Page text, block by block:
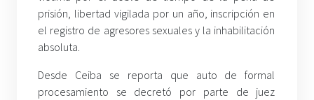
prisión, libertad vigilada por un año, inscripción en
el registro de agresores sexuales y la inhabilitación
absoluta.
Desde Ceiba se reporta que auto de formal
procesamiento se decretó por parte de juez